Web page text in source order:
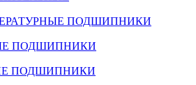
ПОДШИПНИКИ
ПОДШИПНИКИ
ПОДШИПНИКИ